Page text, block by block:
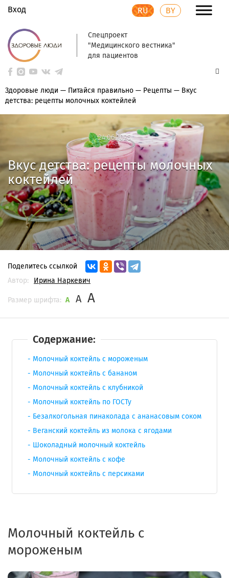
Вход RU BY
Спецпроект
"Медицинского вестника"
для пациентов
Здоровые люди — Питайся правильно — Рецепты — Вкус
детства: рецепты молочных коктейлей
24.06.2025
24.06.2025
Вкус детства: рецепты молочных
коктейлей
Поделитесь ссылкой
Автор:
Ирина Наркевич
Размер шрифта: A A A
Содержание:
Молочный коктейль с мороженым
Молочный коктейль с бананом
Молочный коктейль с клубникой
Молочный коктейль по ГОСТу
Безалкогольная пинаколада с ананасовым соком
Веганский коктейль из молока с ягодами
Шоколадный молочный коктейль
Молочный коктейль с кофе
Молочный коктейль с персиками
Молочный коктейль с
мороженым